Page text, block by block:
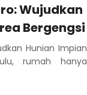
Wujudkan
Bergengsi
Hunian Impian
rumah hanya